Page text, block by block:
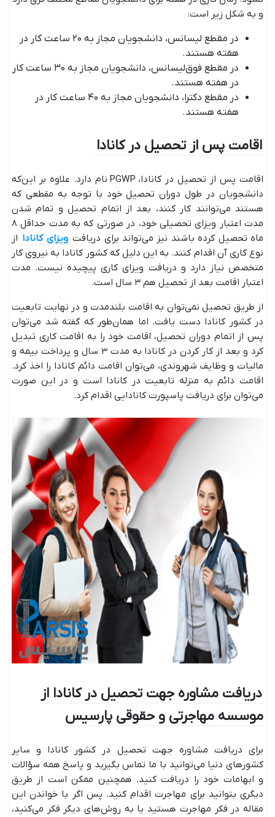
و به شکل زیر است:
در مقطع لیسانس، دانشجویان مجاز به ۲۰ ساعت کار در
هفته هستند.
در مقطع فوق‌لیسانس، دانشجویان مجاز به ۳۰ ساعت کار
در هفته هستند.
در مقطع دکترا، دانشجویان مجاز به ۴۰ ساعت کار در
هفته هستند.
اقامت پس از تحصیل در کانادا
اقامت پس از تحصیل در کانادا، PGWP نام دارد. علاوه بر این‌که
دانشجویان در طول دوران تحصیل خود با توجه به مقطعی که
هستند می‌توانند کار کنند، بعد از اتمام تحصیل و تمام شدن
مدت اعتبار ویزای تحصیلی خود، در صورتی که به مدت حداقل ۸
ماه تحصیل کرده باشند نیز می‌تواند برای دریافت ویزای کانادا از
نوع کاری آن اقدام کنند. به این دلیل که کشور کانادا به نیروی کار
متخصص نیاز دارد و دریافت ویزای کاری پیچیده نیست. مدت
اعتبار اقامت بعد از تحصیل هم ۳ سال است.
از طریق تحصیل نمی‌توان به اقامت بلندمدت و در نهایت تابعیت
در کشور کانادا دست یافت. اما همان‌طور که گفته شد می‌توان
پس از اتمام دوران تحصیل، اقامت خود را به اقامت کاری تبدیل
کرد و بعد از کار کردن در کانادا به مدت ۳ سال و پرداخت بیمه و
مالیات و وظایف شهروندی، می‌توان اقامت دائم کانادا را اخذ کرد.
اقامت دائم به منزله‌ تابعیت در کانادا است و در این صورت
می‌توان برای دریافت پاسپورت کانادایی اقدام کرد.
دریافت مشاوره جهت تحصیل در کانادا از
موسسه مهاجرتی و حقوقی پارسیس
برای دریافت مشاوره جهت تحصیل در کشور کانادا و سایر
کشورهای دنیا می‌توانید با ما تماس بگیرید و پاسخ همه سؤالات
و ابهامات خود را دریافت کنید. همچنین ممکن است از طریق
دیگری بتوانید برای مهاجرت اقدام کنید. پس اگر با خواندن این
مقاله در فکر مهاجرت هستید یا به روش‌های دیگر فکر می‌کنید،